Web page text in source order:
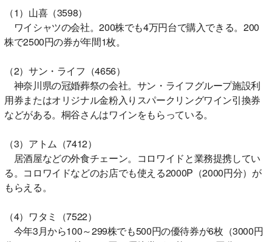
（1）山喜（3598）
ワイシャツの会社。200株でも4万円台で購入できる。200
株で2500円の券が年間1枚。
（2）サン・ライフ（4656）
神奈川県の冠婚葬祭の会社。サン・ライフグループ施設利
用券またはオリジナル金粉入りスパークリングワイン引換券
などがある。桐谷さんはワインをもらっている。
（3）アトム（7412）
居酒屋などの外食チェーン。コロワイドと業務提携してい
る。コロワイドなどのお店でも使える2000P（2000円分）が
もらえる。
（4）ワタミ（7522）
今年3月から100～299株でも500円の優待券が6枚（3000円